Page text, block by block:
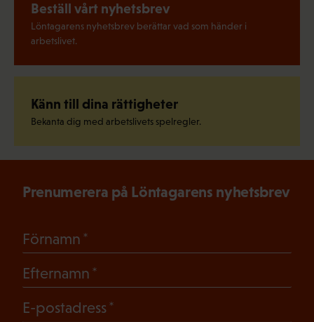
Beställ vårt nyhetsbrev
Löntagarens nyhetsbrev berättar vad som händer i
arbetslivet.
Känn till dina rättigheter
Bekanta dig med arbetslivets spelregler.
Prenumerera på Löntagarens nyhetsbrev
Förnamn
Efternamn
E-postadress